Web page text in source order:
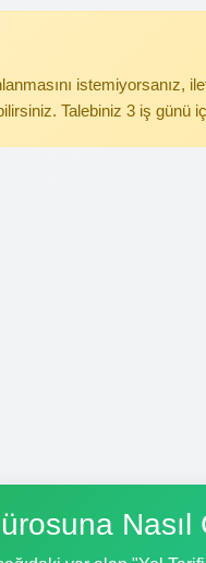
istemiyorsanız,
Talebiniz 3 iş günü
Nasıl